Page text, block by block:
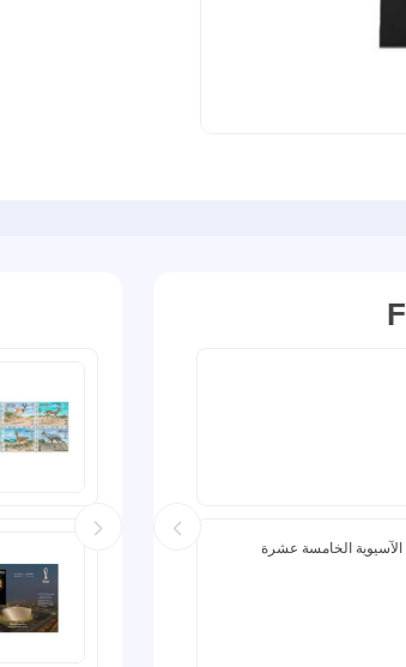
– الألعاب الآسيوية الخامسة عشرة